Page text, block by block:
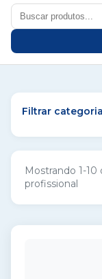
Filtrar
Mostrando 1-
profissional